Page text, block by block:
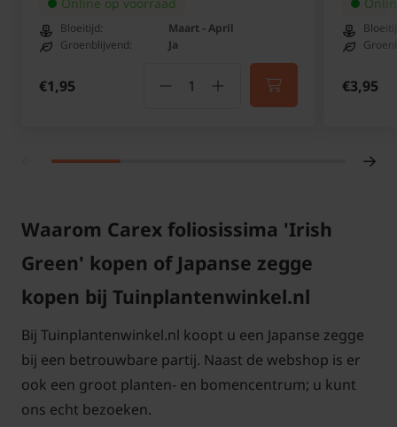
P9 (pot 9x9 cm)
C2 (2 liter pot) Ø 17 cm
winkelwagen.
Let op!
De pot kan soms in vorm afwijken, bijvoorbeeld
een wat meer vierkante pot dan rond.
Bloeitijd:
Maart - April
Groenblijvend:
Ja
€1,95 €3,95
Waarom Carex foliosissima 'Irish
Green' kopen of Japanse zegge
kopen bij Tuinplantenwinkel.nl
Bij Tuinplantenwinkel.nl koopt u een Japanse zegge
bij een betrouwbare partij. Naast de webshop is er
ook een groot planten- en bomencentrum; u kunt
ons echt bezoeken.